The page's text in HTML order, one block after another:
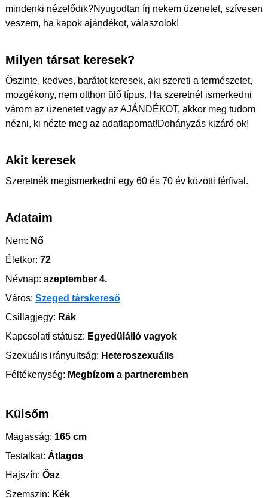
mindenki nézelődik?Nyugodtan írj nekem üzenetet, szívesen
veszem, ha kapok ajándékot, válaszolok!
Milyen társat keresek?
Őszinte, kedves, barátot keresek, aki szereti a természetet,
mozgékony, nem otthon ülő típus. Ha szeretnél ismerkedni
várom az üzenetet vagy az AJÁNDÉKOT, akkor meg tudom
nézni, ki nézte meg az adatlapomat!Dohányzás kizáró ok!
Akit keresek
Szeretnék megismerkedni egy 60 és 70 év közötti férfival.
Adataim
Nem: Nő
Életkor: 72
Névnap: szeptember 4.
Város: Szeged társkereső
Csillagjegy: Rák
Kapcsolati státusz: Egyedülálló vagyok
Szexuális irányultság: Heteroszexuális
Féltékenység: Megbízom a partneremben
Külsőm
Magasság: 165 cm
Testalkat: Átlagos
Hajszín: Ősz
Szemszín: Kék